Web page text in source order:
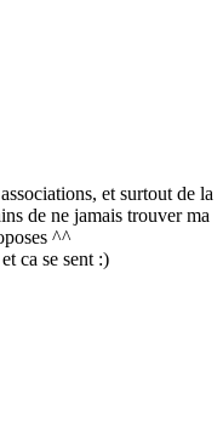
et surtout de la
de ne jamais trouver ma
^^
ca se sent :)